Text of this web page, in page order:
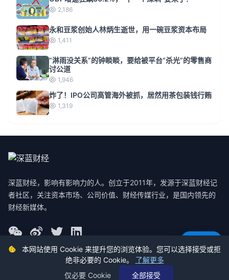
2,186
永和豆浆创始人林炳生逝世，用一碗豆浆资本布局
1,411
“淋雨没关系”的钟睒睒，要给被平台“杀光”的零售商
讨公道
1,946
炸了！IPO公司高管海外被抓，居然用茶包装钱行贿
1,319
深蓝财经，影响有影响力的人。创立于2011年，发源于深蓝财经记
者社区，关注资本市场、公司价值、财经传媒行业，是国内领先的
财经新媒体。
© 2026 深蓝财经 版权所有
本网站使用 Cookie 来提升您的浏览体验。您可以选择接受或拒
绝非必要的 Cookie。 了解更多
仅必要 Cookie
全部接受